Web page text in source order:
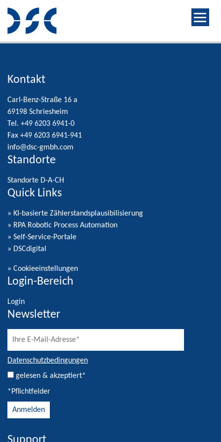
Kontakt
Carl-Benz-Straße 16 a
69198 Schriesheim
Tel. +49 6203 6941-0
Fax +49 6203 6941-941
info@dsc-gmbh.com
Standorte
Standorte D-A-CH
Quick Links
» KI-basierte Zählerstandsplausibilisierung
» RPA Robotic Process Automation
» Self-Service-Portale
» DSCdigital
» Cookieeinstellungen
Login-Bereich
Login
Newsletter
Datenschutzbedingungen
gelesen & akzeptiert*
*Pflichtfelder
Alternative: